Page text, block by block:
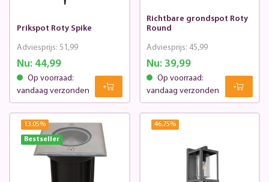
Prikspot Roty Spike
Nu:44,99
Adviesprijs: 51,99
Op voorraad:
vandaag verzonden
Richtbare grondspot Roty
Round
Nu: 39,99
Adviesprijs: 45,99
Op voorraad:
vandaag verzonden
13.05%
Bestseller
46.75%